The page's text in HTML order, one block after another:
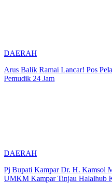
DAERAH
Arus Balik Ramai Lancar! Pos
Pemudik 24 Jam
DAERAH
Pj Bupati Kampar Dr. H. Kamsol
UMKM Kampar Tinjau Halalhub